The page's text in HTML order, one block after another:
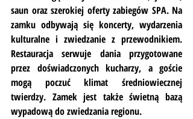
saun oraz szerokiej oferty zabiegów SPA. Na
zamku odbywają się koncerty, wydarzenia
kulturalne i zwiedzanie z przewodnikiem.
Restauracja serwuje dania przygotowane
przez doświadczonych kucharzy, a goście
mogą poczuć klimat średniowiecznej
twierdzy. Zamek jest także świetną bazą
wypadową do zwiedzania regionu.